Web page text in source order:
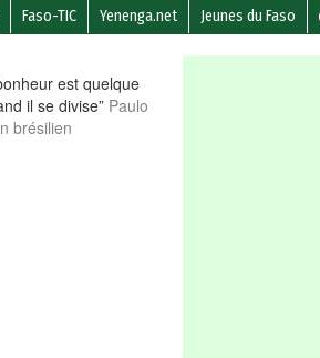
Faso-TIC Yenenga.net Jeunes du Faso
est quelque
il se divise” Paulo
brésilien